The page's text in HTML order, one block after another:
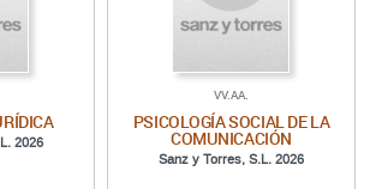
2026
VV.AA.
PSICOLOGÍA SOCIAL DE LA
COMUNICACIÓN
Sanz y Torres, S.L. 2026